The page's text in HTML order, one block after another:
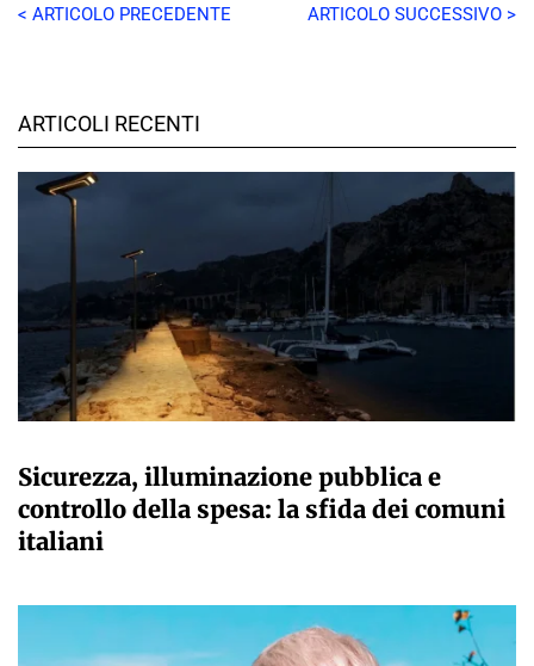
< ARTICOLO PRECEDENTE ARTICOLO SUCCESSIVO >
ARTICOLI RECENTI
Sicurezza, illuminazione pubblica e
controllo della spesa: la sfida dei comuni
italiani